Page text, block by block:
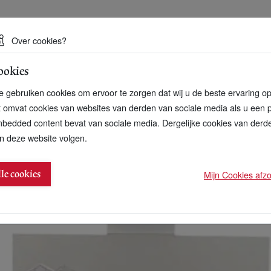
duurzame toekomst
dat je op de post kan doen
Over cookies?
gebruiken cookies om ervoor te zorgen dat wij u de beste ervaring
omvat cookies van websites van derden van sociale media als u een
content bevat van sociale media. Dergelijke cookies van
deze website volgen.
cookies Mijn Cookies